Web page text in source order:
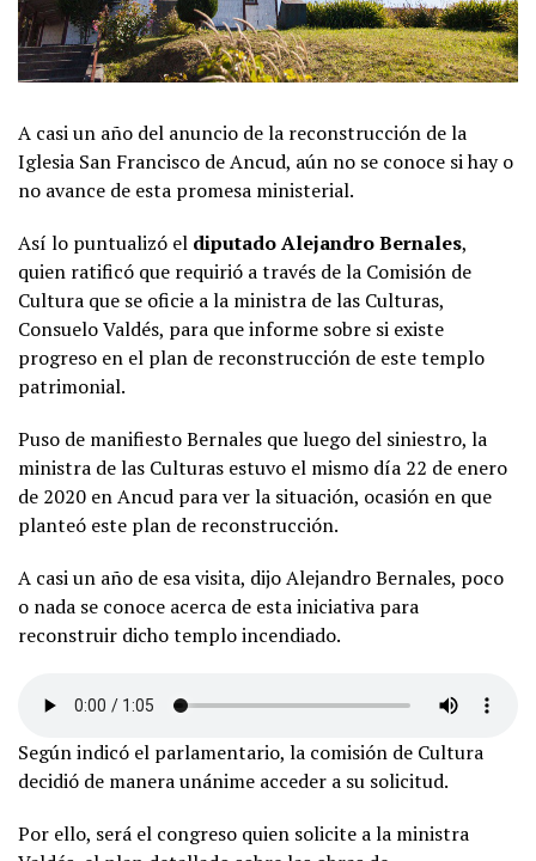
A casi un año del anuncio de la reconstrucción de la
Iglesia San Francisco de Ancud, aún no se conoce si hay o
no avance de esta promesa ministerial.
Así lo puntualizó el diputado Alejandro Bernales,
quien ratificó que requirió a través de la Comisión de
Cultura que se oficie a la ministra de las Culturas,
Consuelo Valdés, para que informe sobre si existe
progreso en el plan de reconstrucción de este templo
patrimonial.
Puso de manifiesto Bernales que luego del siniestro, la
ministra de las Culturas estuvo el mismo día 22 de enero
de 2020 en Ancud para ver la situación, ocasión en que
planteó este plan de reconstrucción.
A casi un año de esa visita, dijo Alejandro Bernales, poco
o nada se conoce acerca de esta iniciativa para
reconstruir dicho templo incendiado.
Según indicó el parlamentario, la comisión de Cultura
decidió de manera unánime acceder a su solicitud.
Por ello, será el congreso quien solicite a la ministra